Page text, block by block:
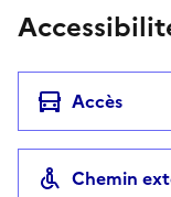
Accès
Chemin